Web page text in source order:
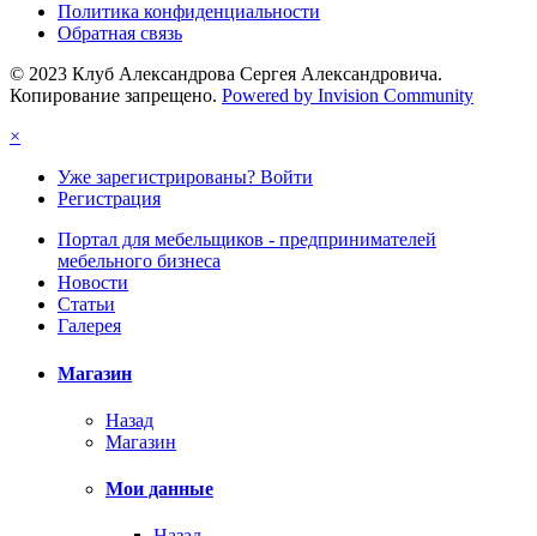
Политика конфиденциальности
Обратная связь
© 2023 Клуб Александрова Сергея Александровича.
Копирование запрещено. Powered by Invision Community
×
Уже зарегистрированы? Войти
Регистрация
Портал для мебельщиков - предпринимателей
мебельного бизнеса
Новости
Статьи
Галерея
Магазин
Назад
Магазин
Мои данные